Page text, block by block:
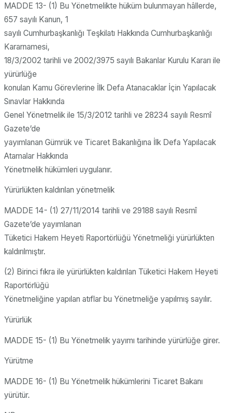
MADDE 13- (1) Bu Yönetmelikte hüküm bulunmayan hâllerde,
657 sayılı Kanun, 1
sayılı Cumhurbaşkanlığı Teşkilatı Hakkında Cumhurbaşkanlığı
Kararnamesi,
18/3/2002 tarihli ve 2002/3975 sayılı Bakanlar Kurulu Kararı ile
yürürlüğe
konulan Kamu Görevlerine İlk Defa Atanacaklar İçin Yapılacak
Sınavlar Hakkında
Genel Yönetmelik ile 15/3/2012 tarihli ve 28234 sayılı Resmî
Gazete’de
yayımlanan Gümrük ve Ticaret Bakanlığına İlk Defa Yapılacak
Atamalar Hakkında
Yönetmelik hükümleri uygulanır.
Yürürlükten kaldırılan yönetmelik
MADDE 14- (1) 27/11/2014 tarihli ve 29188 sayılı Resmî
Gazete’de yayımlanan
Tüketici Hakem Heyeti Raportörlüğü Yönetmeliği yürürlükten
kaldırılmıştır.
(2) Birinci fıkra ile yürürlükten kaldırılan Tüketici Hakem Heyeti
Raportörlüğü
Yönetmeliğine yapılan atıflar bu Yönetmeliğe yapılmış sayılır.
Yürürlük
MADDE 15- (1) Bu Yönetmelik yayımı tarihinde yürürlüğe girer.
Yürütme
MADDE 16- (1) Bu Yönetmelik hükümlerini Ticaret Bakanı
yürütür.